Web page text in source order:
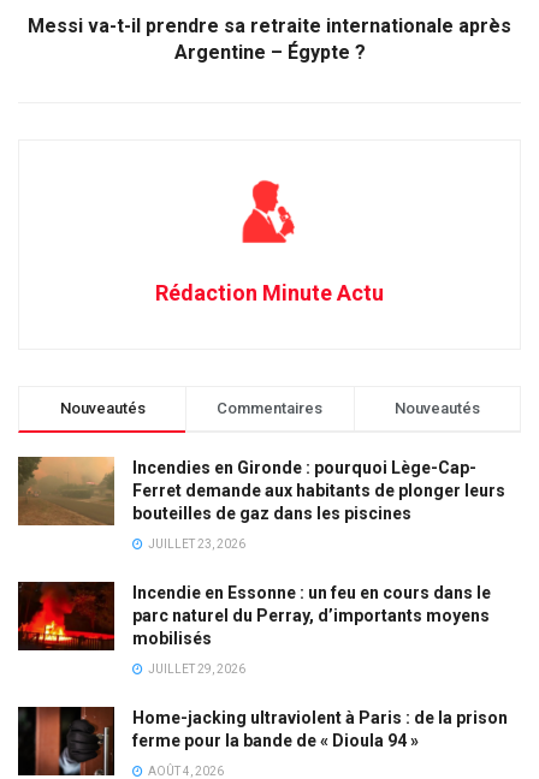
Messi va-t-il prendre sa retraite internationale après
Argentine – Égypte ?
Rédaction Minute Actu
Nouveautés Commentaires Nouveautés
Incendies en Gironde : pourquoi Lège-Cap-
Ferret demande aux habitants de plonger leurs
bouteilles de gaz dans les piscines
JUILLET 23, 2026
Incendie en Essonne : un feu en cours dans le
parc naturel du Perray, d’importants moyens
mobilisés
JUILLET 29, 2026
Home-jacking ultraviolent à Paris : de la prison
ferme pour la bande de « Dioula 94 »
AOÛT 4, 2026